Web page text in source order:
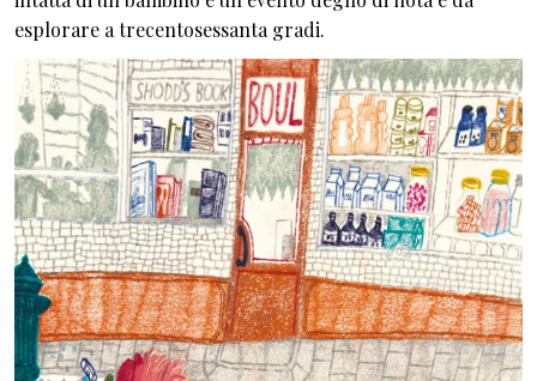
esplorare a trecentosessanta gradi.